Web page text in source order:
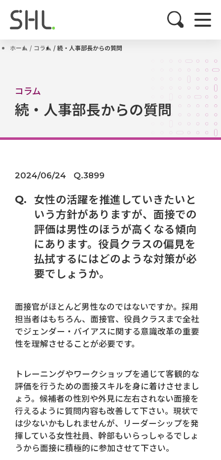
ホーム コラム 続・人事部長からの質問
コラム
続・人事部長からの質問
2024/06/24 Q.3899
女性の活躍を推進していきたいと
いう方針がありますが、面接での
評価は男性のほうが高くなる傾向
にあります。役員クラスの偏見を
払拭するにはどのような対策が必
要でしょうか。
面接官がほとんど男性なのではないですか。採用
担当者はもちろん、面接官、役員クラスまで全社
でジェンダー・バイアスに関する意識改革の重要
性を理解させることが必要です。
トレーニングやワークショップを通じて客観的な
評価を行うための面接スキルを身に着けさせまし
ょう。候補者の性別や外見に左右されない面接を
行えるように質問内容も改善して下さい。現状で
は少ないかもしれませんが、リーダーシップを発
揮している女性社員、幹部もいらっしゃるでしょ
うから面接に積極的に参加させて下さい。